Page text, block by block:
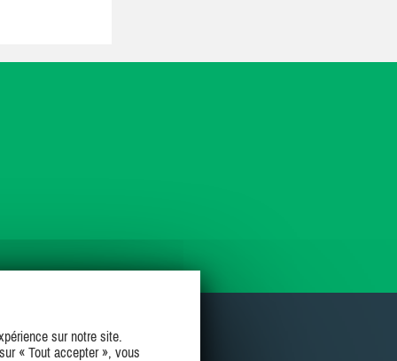
sur notre site.
« Tout accepter », vous